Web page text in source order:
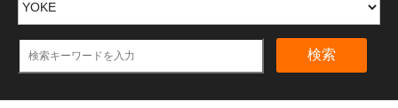
検索